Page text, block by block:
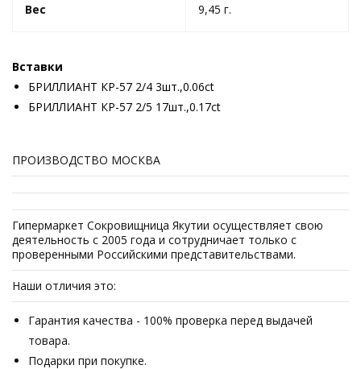
Вес 9,45 г.
Вставки
БРИЛЛИАНТ КР-57 2/4 3шт.,0.06ct
БРИЛЛИАНТ КР-57 2/5 17шт.,0.17ct
ПРОИЗВОДСТВО МОСКВА
Гипермаркет Сокровищница Якутии осуществляет свою
деятельность с 2005 года и сотрудничает только с
проверенными Российскими представительствами.
Наши отличия это:
Гарантия качества - 100% проверка перед выдачей
товара.
Подарки при покупке.